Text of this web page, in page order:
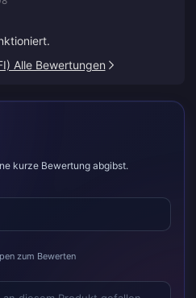
Alle Bewertungen
kurze Bewertung abgibst.
zum Bewerten